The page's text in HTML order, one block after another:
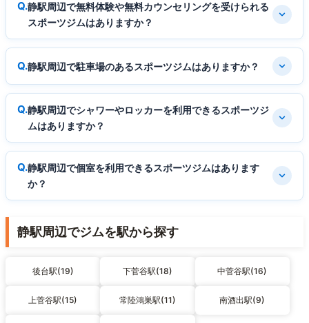
静駅周辺で無料体験や無料カウンセリングを受けられる
スポーツジムはありますか？
静駅周辺で駐車場のあるスポーツジムはありますか？
静駅周辺でシャワーやロッカーを利用できるスポーツジ
ムはありますか？
静駅周辺で個室を利用できるスポーツジムはあります
か？
静駅周辺でジムを駅から探す
後台駅(19) 下菅谷駅(18) 中菅谷駅(16)
上菅谷駅(15) 常陸鴻巣駅(11) 南酒出駅(9)